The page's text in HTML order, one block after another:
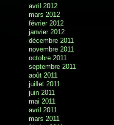
avril 2012
mars 2012
février 2012
janvier 2012
décembre 2011
novembre 2011
octobre 2011
septembre 2011
août 2011
juillet 2011
juin 2011
mai 2011
avril 2011
mars 2011